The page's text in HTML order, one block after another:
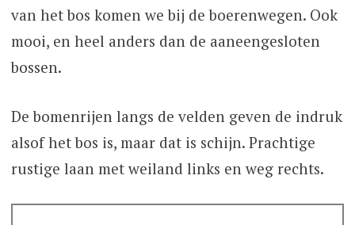
van het bos komen we bij de boerenwegen. Ook
mooi, en heel anders dan de aaneengesloten
bossen.
De bomenrijen langs de velden geven de indruk
alsof het bos is, maar dat is schijn. Prachtige
rustige laan met weiland links en weg rechts.